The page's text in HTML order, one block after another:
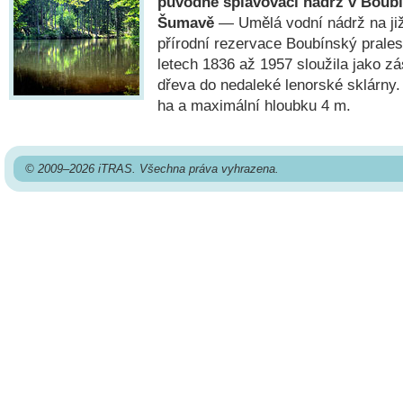
Šumavě — Umělá vodní nádrž na
přírodní rezervace Boubínský
letech 1836 až 1957 sloužila jako
dřeva do nedaleké lenorské
ha a maximální hloubku 4 m.
© 2009–2026 iTRAS. Všechna práva vyhrazena.